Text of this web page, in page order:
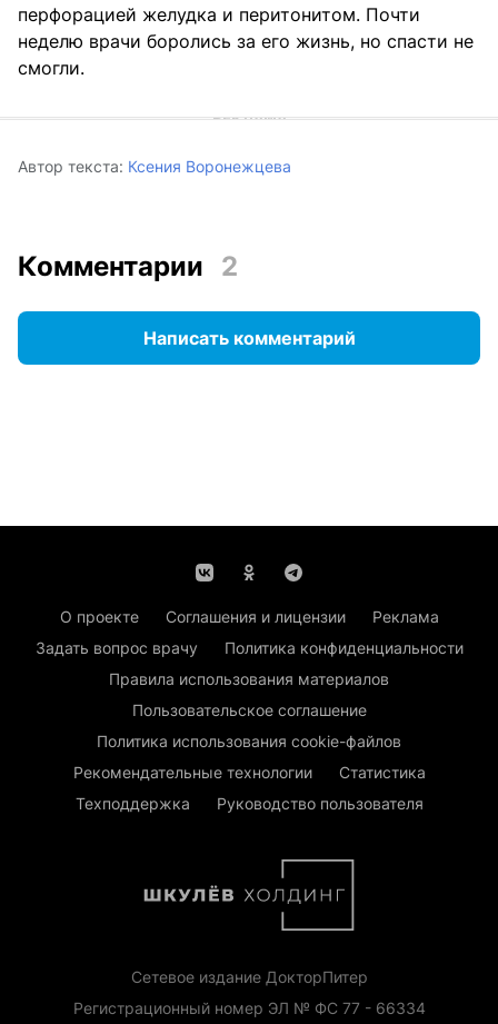
перфорацией желудка и перитонитом. Почти
неделю врачи боролись за его жизнь, но спасти не
смогли.
Автор текста: Ксения Воронежцева
Комментарии 2
Написать комментарий
О проекте Соглашения и лицензии
Реклама
Задать вопрос врачу
Политика конфиденциальности
Правила использования материалов
Пользовательское соглашение
Политика использования cookie-файлов
Рекомендательные технологии
Статистика
Техподдержка
Руководство пользователя
Сетевое издание ДокторПитер
Регистрационный номер ЭЛ № ФС 77 - 66334